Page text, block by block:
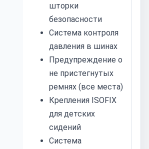
шторки
безопасности
Система контроля
давления в шинах
Предупреждение о
не пристегнутых
ремнях (все места)
Крепления ISOFIX
для детских
сидений
Система